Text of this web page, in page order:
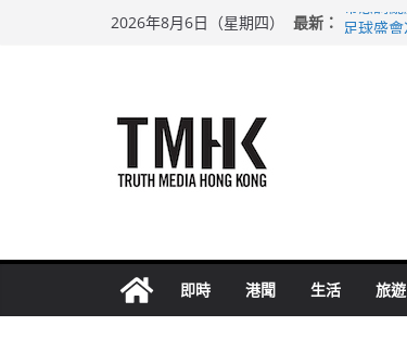
2026年8月6日（星期四） 最新： 希愈調
即時 港聞 生活 旅遊